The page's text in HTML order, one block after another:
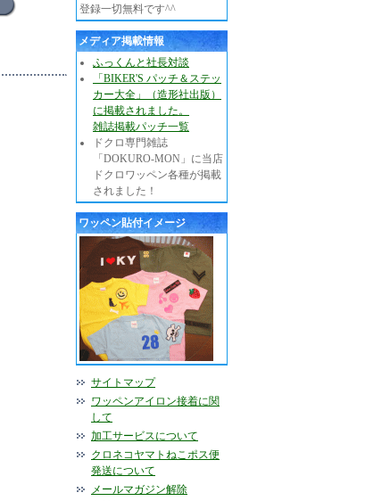
登録一切無料です^^
メディア掲載情報
ふっくんと社長対談
「BIKER'S パッチ＆ステッ
カー大全」（造形社出版）
に掲載されました。
雑誌掲載パッチ一覧
ドクロ専門雑誌
「DOKURO-MON」に当店
ドクロワッペン各種が掲載
されました！
ワッペン貼付イメージ
サイトマップ
ワッペンアイロン接着に関
して
加工サービスについて
クロネコヤマトねこポス便
発送について
メールマガジン解除